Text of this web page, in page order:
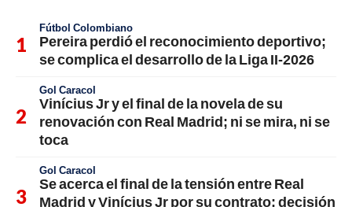
Fútbol Colombiano
Pereira perdió el reconocimiento deportivo;
se complica el desarrollo de la Liga II-2026
Gol Caracol
Vinícius Jr y el final de la novela de su
renovación con Real Madrid; ni se mira, ni se
toca
Gol Caracol
Se acerca el final de la tensión entre Real
Madrid y Vinícius Jr por su contrato; decisión